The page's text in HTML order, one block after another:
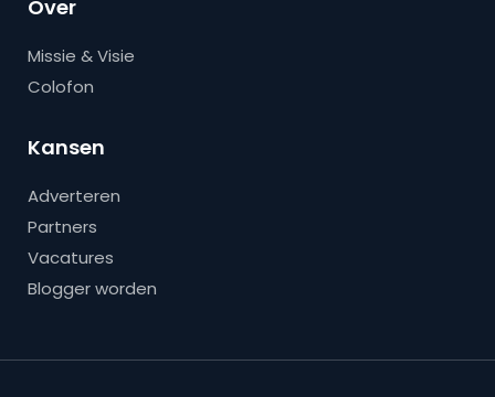
Over
Missie & Visie
Colofon
Kansen
Adverteren
Partners
Vacatures
Blogger worden